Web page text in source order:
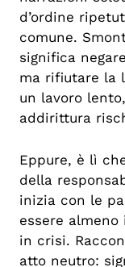
d’ordine
comune.
significa
ma rifiutare la
un lavoro
addirittura
Eppure, è lì
della
inizia con le
essere
in crisi.
atto neutro: